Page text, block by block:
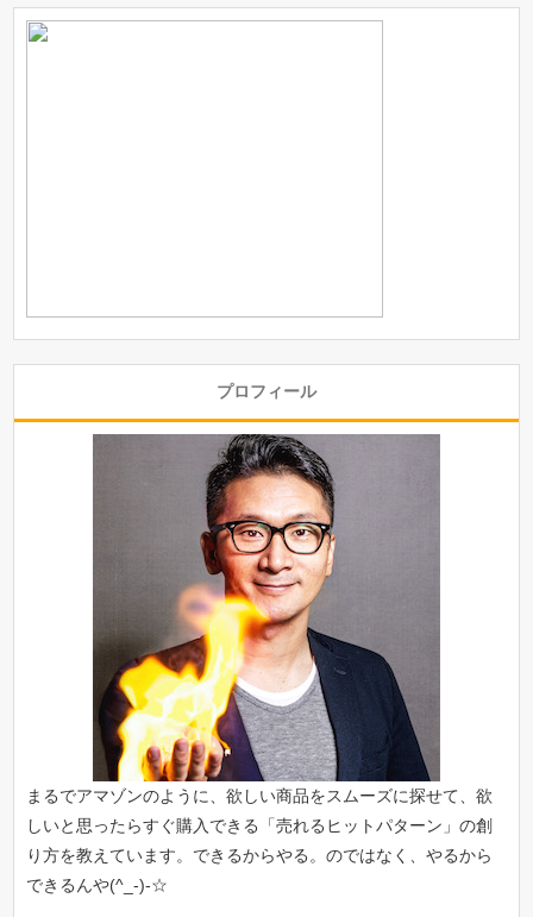
プロフィール
まるでアマゾンのように、欲しい商品をスムーズに探せて、欲
しいと思ったらすぐ購入できる「売れるヒットパターン 」の創
り方を教えています。できるからやる。のではなく、やるから
できるんや(^_-)-☆